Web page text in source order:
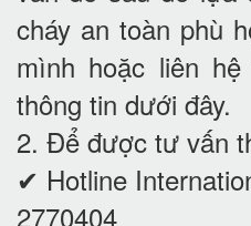
cháy an toàn phù
mình hoặc liên
thông tin dưới đây.
2. Để được tư vấn
✔ Hotline
2770404